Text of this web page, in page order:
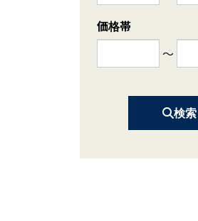
価格帯
～
検索